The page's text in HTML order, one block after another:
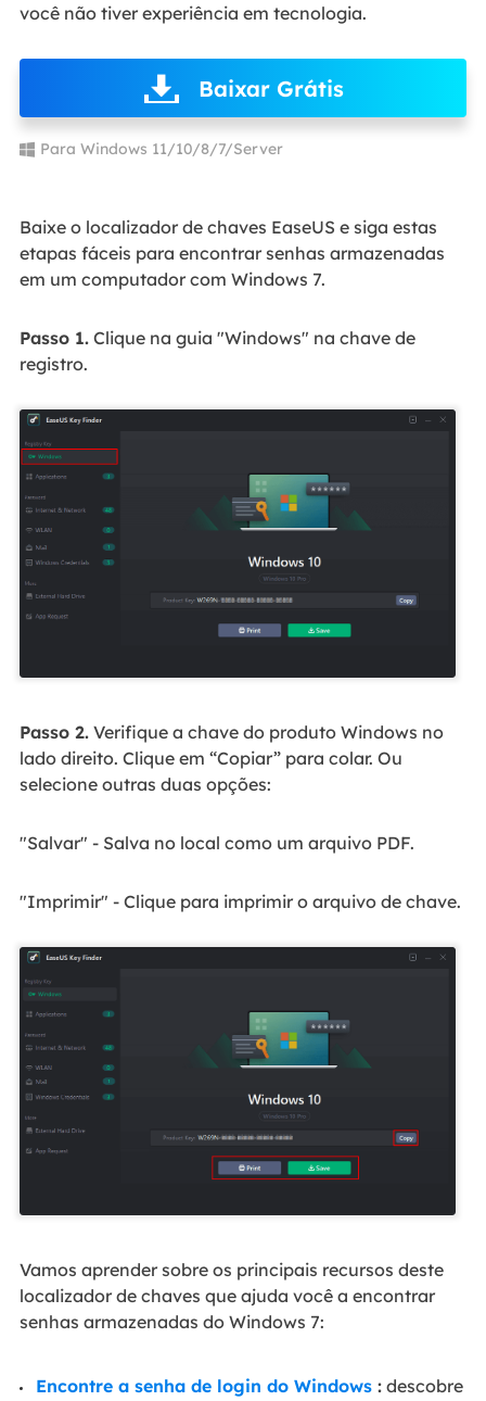
você não tiver experiência em tecnologia.
Baixar Grátis
Para Windows 11/10/8/7/Server
Baixe o localizador de chaves EaseUS e siga estas
etapas fáceis para encontrar senhas armazenadas
em um computador com Windows 7.
Passo 1.Clique na guia "Windows" na chave de
registro.
Passo 2.Verifique a chave do produto Windows no
lado direito. Clique em “Copiar” para colar. Ou
selecione outras duas opções:
"Salvar" - Salva no local como um arquivo PDF.
"Imprimir" - Clique para imprimir o arquivo de chave.
Vamos aprender sobre os principais recursos deste
localizador de chaves que ajuda você a encontrar
senhas armazenadas do Windows 7:
Encontre a senha de login do Windows:descobre